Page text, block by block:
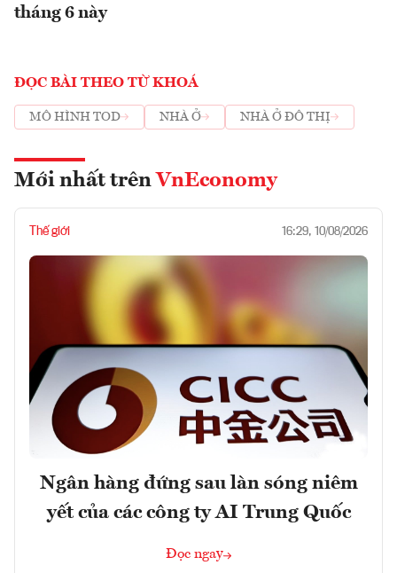
tháng 6 này
ĐỌC BÀI THEO TỪ KHOÁ
MÔ HÌNH TOD NHÀ Ở NHÀ Ở ĐÔ THỊ
Mới nhất trên VnEconomy
Thế giới 16:29, 10/08/2026
Ngân hàng đứng sau làn sóng niêm
yết của các công ty AI Trung Quốc
Đọc ngay